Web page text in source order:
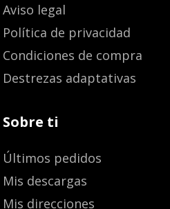
Aviso legal
Política de privacidad
Condiciones de compra
Destrezas adaptativas
Sobre ti
Últimos pedidos
Mis descargas
Mis direcciones